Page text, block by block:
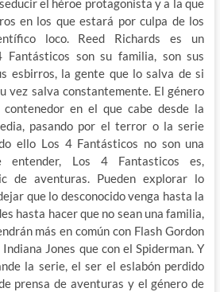
el héroe protagonista y a la que
en los que estará por culpa de los
loco. Reed Richards es un
son su familia, son sus
esbirros, la gente que lo salva de si
vez salva constantemente. El género
en el que cabe desde la
pasando por el terror o la serie
ello Los 4 Fantásticos no son una
entender, Los 4 Fantasticos es,
de aventuras. Pueden explorar lo
que lo desconocido venga hasta la
hasta hacer que no sean una familia,
más en común con Flash Gordon
Jones que con el Spiderman. Y
la serie, el ser el eslabón perdido
prensa de aventuras y el género de